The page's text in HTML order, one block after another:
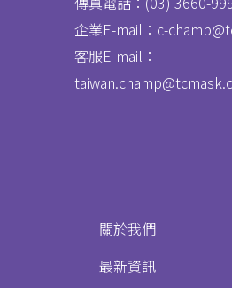
企業E-mail：c-
客服E-mail：
關於我們
最新資訊